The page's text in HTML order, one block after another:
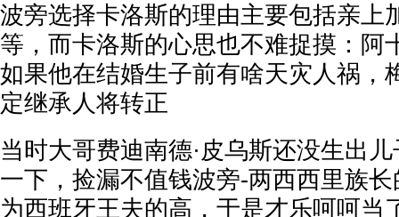
波旁选择卡洛斯的理由主要包括亲上
等，而卡洛斯的心思也不难捉摸：阿
如果他在结婚生子前有啥天灾人祸，
定继承人将转正
当时大哥费迪南德·皮乌斯还没生出
一下，捡漏不值钱波旁-两西西里族
为西班牙王夫的高，于是才乐呵呵当